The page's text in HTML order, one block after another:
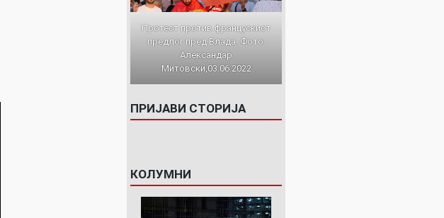
Протест против францускиот
предлог пред Влада. Фото:
Александар
Митовски,03.06.2022
ПРИЈАВИ СТОРИЈА
КОЛУМНИ